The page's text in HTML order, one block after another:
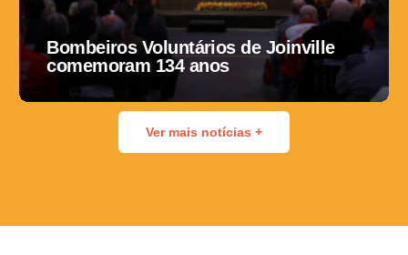
Bombeiros Voluntários de Joinville
comemoram 134 anos
Ver mais notícias +